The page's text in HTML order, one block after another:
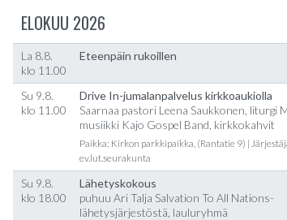
ELOKUU 2026
La 8.8.
klo 11.00
Eteenpäin rukoillen
Su 9.8.
klo 11.00
Drive In-jumalanpalvelus kirkkoaukiolla
Saarnaa pastori Leena Saukkonen, liturgi
musiikki Kajo Gospel Band, kirkkokahvit
Paikka: Kirkon parkkipaikka, (Rantatie 9) |
ev.lut.seurakunta
Su 9.8.
klo 18.00
Lähetyskokous
puhuu Ari Talja Salvation To All Nations-
lähetysjärjestöstä, lauluryhmä